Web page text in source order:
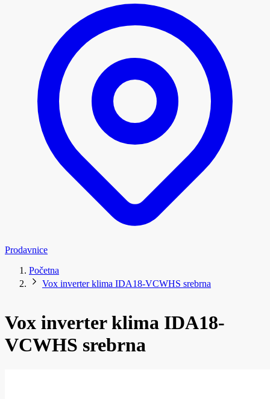
Prodavnice
Početna
Vox inverter klima IDA18-VCWHS srebrna
Vox inverter klima IDA18-
VCWHS srebrna